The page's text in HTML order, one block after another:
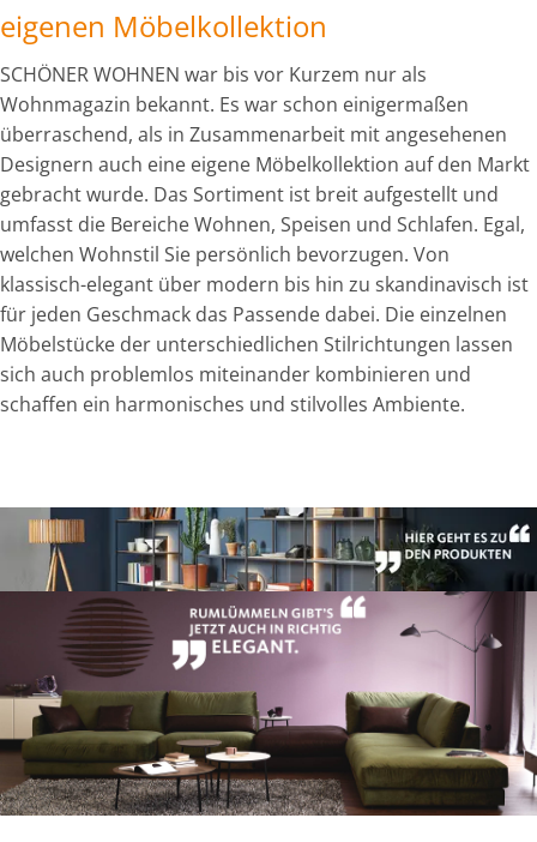
eigenen Möbelkollektion
SCHÖNER WOHNEN war bis vor Kurzem nur als
Wohnmagazin bekannt. Es war schon einigermaßen
überraschend, als in Zusammenarbeit mit angesehenen
Designern auch eine eigene Möbelkollektion auf den Markt
gebracht wurde. Das Sortiment ist breit aufgestellt und
umfasst die Bereiche Wohnen, Speisen und Schlafen. Egal,
welchen Wohnstil Sie persönlich bevorzugen. Von
klassisch-elegant über modern bis hin zu skandinavisch ist
für jeden Geschmack das Passende dabei. Die einzelnen
Möbelstücke der unterschiedlichen Stilrichtungen lassen
sich auch problemlos miteinander kombinieren und
schaffen ein harmonisches und stilvolles Ambiente.